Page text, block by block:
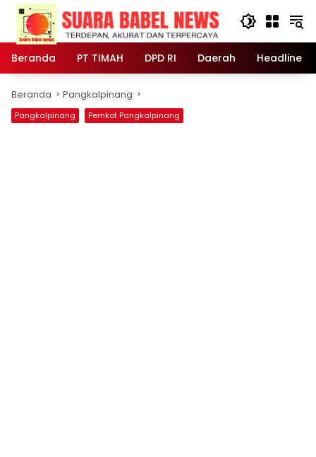
Langsung
konten
Beranda
PT TIMAH DPD RI Daerah Headline
Beranda Pangkalpinang
Pangkalpinang Pemkot Pangkalpinang